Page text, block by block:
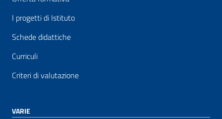
I progetti di Istituto
Schede didattiche
Curriculi
Criteri di valutazione
VARIE